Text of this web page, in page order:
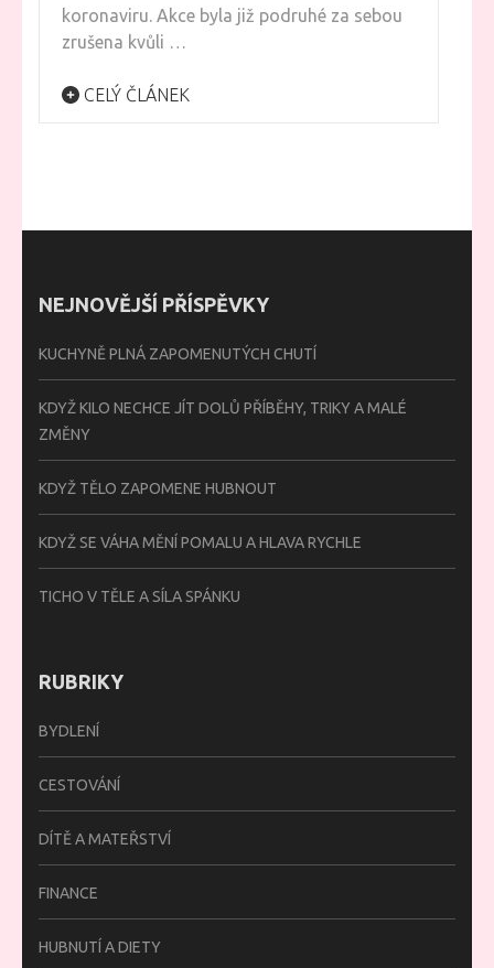
koronaviru. Akce byla již podruhé za sebou
zrušena kvůli …
CELÝ ČLÁNEK
NEJNOVĚJŠÍ PŘÍSPĚVKY
KUCHYNĚ PLNÁ ZAPOMENUTÝCH CHUTÍ
KDYŽ KILO NECHCE JÍT DOLŮ PŘÍBĚHY, TRIKY A MALÉ
ZMĚNY
KDYŽ TĚLO ZAPOMENE HUBNOUT
KDYŽ SE VÁHA MĚNÍ POMALU A HLAVA RYCHLE
TICHO V TĚLE A SÍLA SPÁNKU
RUBRIKY
BYDLENÍ
CESTOVÁNÍ
DÍTĚ A MATEŘSTVÍ
FINANCE
HUBNUTÍ A DIETY